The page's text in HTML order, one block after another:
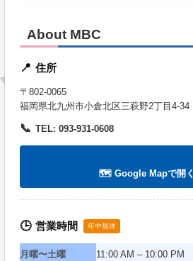
About MBC
📍 住所
〒802-0065
福岡県北九州市小倉北区三萩野2丁目4-34
📞 TEL: 093-931-0608
🗺️ Google Mapで開く
🕒 営業時間 年中無休
月曜〜土曜 11:00 AM – 10:00 PM